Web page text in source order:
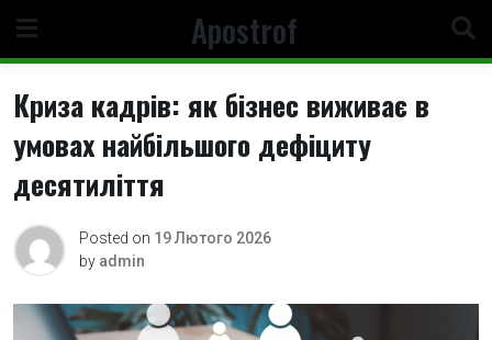
content
Apostrof
Криза кадрів: як бізнес виживає в
умовах найбільшого дефіциту
десятиліття
Posted on 19 Лютого 2026
by admin